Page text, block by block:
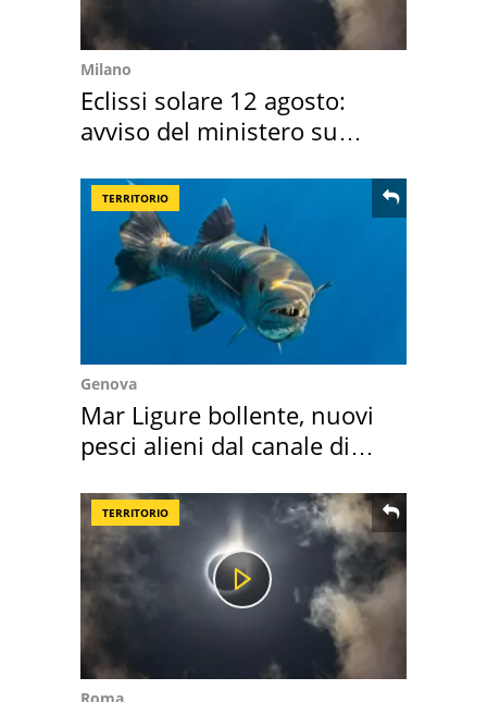
Milano
Eclissi solare 12 agosto:
avviso del ministero su
TERRITORIO
Genova
Mar Ligure bollente, nuovi
pesci alieni dal canale di
TERRITORIO